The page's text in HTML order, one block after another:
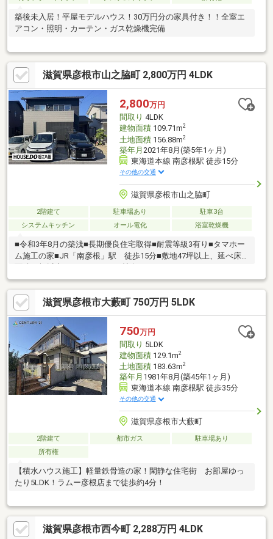
築後未入居！平屋モデルハウス！30万円分の家具付き！！全室エ
アコン・照明・カーテン・ガス乾燥機完備
滋賀県彦根市山之脇町 2,800万円 4LDK
2,800万円
間取り 4LDK
建物面積109.71m2
土地面積156.88m2
築年月 2021年8月(築5年1ヶ月)
東海道本線 南彦根駅 徒歩15分
その他の交通
滋賀県彦根市山之脇町
2階建て 駐車場あり
駐車3台
システムキッチン
オール電化 浴室乾燥機
■令和3年8月の築浅■長期優良住宅取得■耐震等級3有り■タマホー
ム施工の家■JR「南彦根」駅 徒歩15分■敷地47坪以上、延べ床
滋賀県彦根市大藪町 750万円 5LDK
750万円
間取り 5LDK
建物面積129.1m2
土地面積183.63m2
築年月 1981年8月(築45年1ヶ月)
東海道本線 南彦根駅 徒歩35分
その他の交通
滋賀県彦根市大藪町
2階建て 都市ガス
駐車場あり
所有権
【積水ハウス施工】軽量鉄骨造の家！閑静な住宅街 お部屋ゆっ
たり5LDK！ラムー彦根店まで徒歩約4分！
滋賀県彦根市西今町 2,288万円 4LDK